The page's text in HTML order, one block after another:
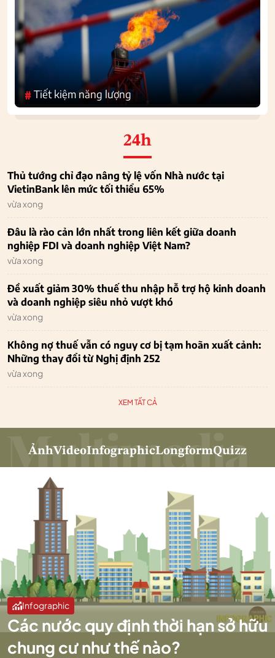
#Tiết kiệm năng lượng
24h
Thủ tướng chỉ đạo nâng tỷ lệ vốn Nhà nước tại
VietinBank lên mức tối thiểu 65%
vừa xong
Đâu là rào cản lớn nhất trong liên kết giữa doanh
nghiệp FDI và doanh nghiệp Việt Nam?
vừa xong
Đề xuất giảm 30% thuế thu nhập hỗ trợ hộ kinh doanh
và doanh nghiệp siêu nhỏ vượt khó
vừa xong
Không nợ thuế vẫn có nguy cơ bị tạm hoãn xuất cảnh:
Những thay đổi từ Nghị định 252
vừa xong
XEM TẤT CẢ
ẢnhVideoInfographicLongformQuizz
Infographic
Các nước quy định thời hạn sở hữu
chung cư như thế nào?